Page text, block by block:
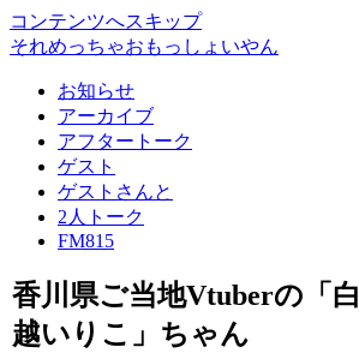
コンテンツへスキップ
それめっちゃおもっしょいやん
お知らせ
アーカイブ
アフタートーク
ゲスト
ゲストさんと
2人トーク
FM815
香川県ご当地Vtuberの「白
越いりこ」ちゃん